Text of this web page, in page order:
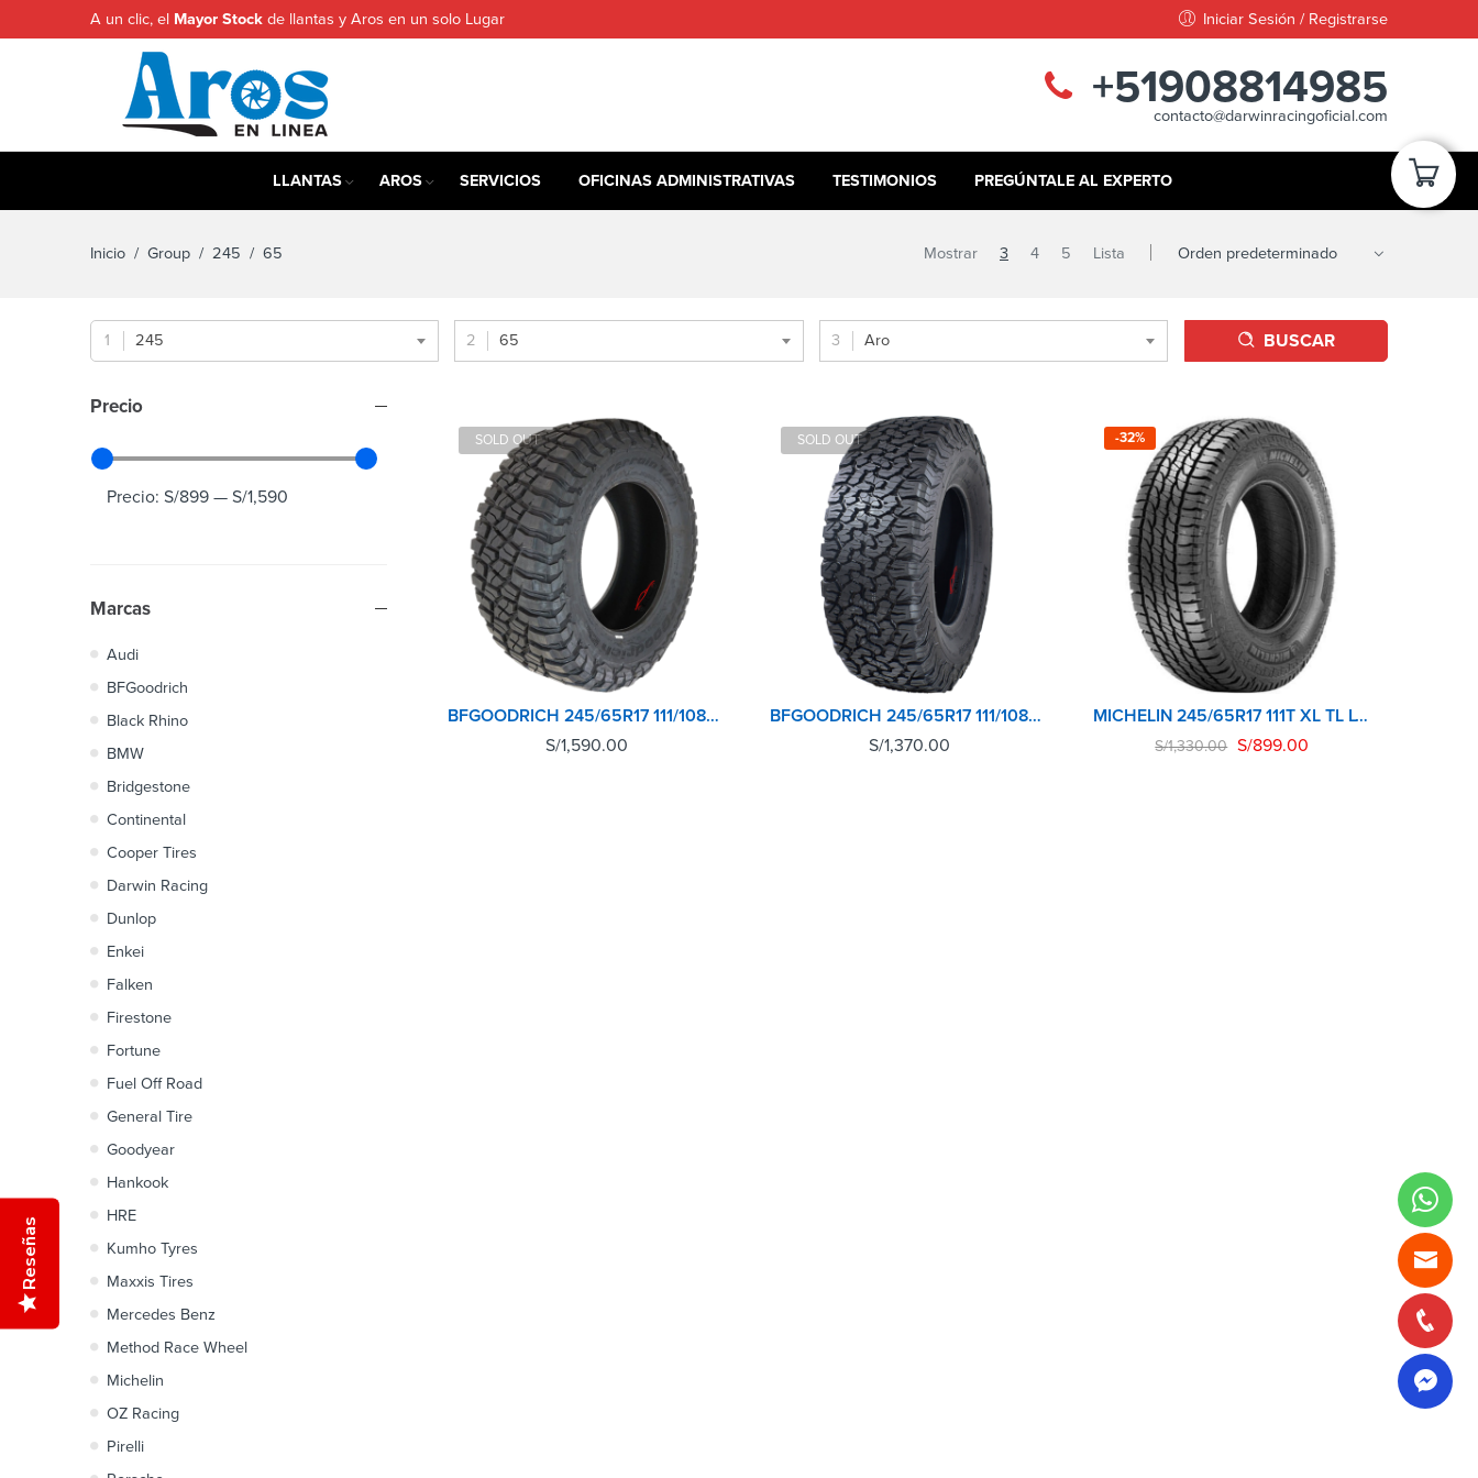
A un clic, el Mayor Stock de llantas y Aros en un solo Lugar Iniciar Sesión / Registrarse
+51908814985
contacto@darwinracingoficial.com
LLANTAS AROS SERVICIOS OFICINAS ADMINISTRATIVAS TESTIMONIOS PREGÚNTALE AL EXPERTO
Inicio / Group / 245 / 65 Mostrar 3 4 5 Lista
245 65 Aro BUSCAR
SOLD OUT
BFGOODRICH 245/65R17 111/108Q TL MUD TERRAIN T/A KM3 LRD GO
S/1,590.00
SOLD OUT
BFGOODRICH 245/65R17 111/108S TL ALL-TERRAIN T/A KO2 LRD RWL GO
S/1,370.00
-32%
MICHELIN 245/65R17 111T XL TL LTX FORCE
S/1,330.00 S/899.00
Precio
Precio: S/899 — S/1,590
Marcas
Audi
BFGoodrich
Black Rhino
BMW
Bridgestone
Continental
Cooper Tires
Darwin Racing
Dunlop
Enkei
Falken
Firestone
Fortune
Fuel Off Road
General Tire
Goodyear
Hankook
HRE
Kumho Tyres
Maxxis Tires
Mercedes Benz
Method Race Wheel
Michelin
OZ Racing
Pirelli
Reseñas